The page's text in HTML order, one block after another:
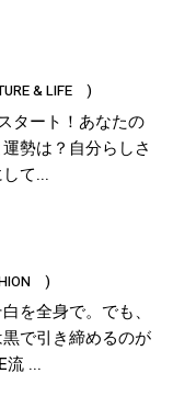
& LIFE )
タート！あなたの
勢は？自分らしさ
て...
)
を全身で。でも、
で引き締めるのが
流 ...